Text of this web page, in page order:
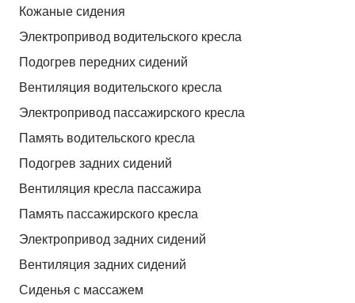
Кожаные сидения
Электропривод водительского кресла
Подогрев передних сидений
Вентиляция водительского кресла
Электропривод пассажирского кресла
Память водительского кресла
Подогрев задних сидений
Вентиляция кресла пассажира
Память пассажирского кресла
Электропривод задних сидений
Вентиляция задних сидений
Сиденья с массажем